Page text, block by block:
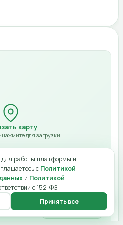
Опубликовать в ленте
карту
нажмите для загрузки
Открыть в картах
работы платформы и
с Политикой
и Политикой
с 152-ФЗ.
Принять все
О нас Чат